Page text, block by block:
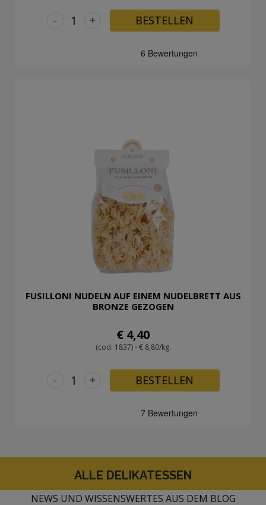
+
- BESTELLEN
FUSILLONI NUDELN AUF EINEM NUDELBRETT AUS
BRONZE GEZOGEN
€ 4,40
(cod. 1837) - € 8,80/kg.
+
- BESTELLEN
ALLE DELIKATESSEN
NEWS UND WISSENSWERTES AUS DEM BLOG